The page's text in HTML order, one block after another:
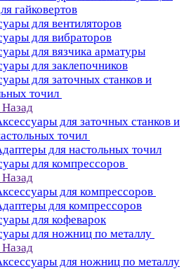
гайковертов
для вентиляторов
для вибраторов
для вязчика арматуры
для заклепочников
для заточных станков и
точил
Назад
для заточных станков и
точил
для настольных точил
для компрессоров
Назад
для компрессоров
для компрессоров
для кофеварок
для ножниц по металлу
Назад
для ножниц по металлу